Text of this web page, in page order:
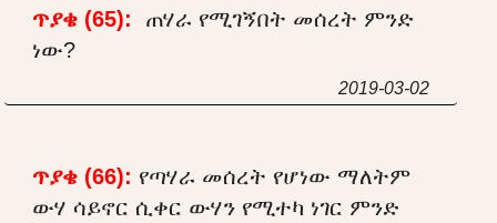
ጥያቄ (65):
ጠሃራ የሚገኝበት መሰረት ምንድ
ነው?
2019-03-02
ጥያቄ (66): የጣሃራ መሰረት የሆነው ማለትም
ውሃ ሳይኖር ሲቀር ውሃን የሚተካ ነገር ምንድ